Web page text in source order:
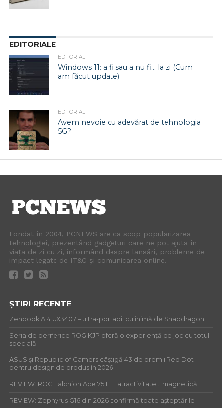
EDITORIALE
EDITORIAL
Windows 11: a fi sau a nu fi… la zi (Cum
am făcut update)
EDITORIAL
Avem nevoie cu adevărat de tehnologia
5G?
Fondat în 2004, PCNEWS are ca scop popularizarea
tehnologiei, prezentând gadgeturi care ne pot ajuta în
viața de zi cu zi, informând despre lansări, probleme de
impact legate de IT&C și comunicarea online.
ȘTIRI RECENTE
Zenbook A14 UX3407 – ultra-portabil cu inimă de Snapdragon
Seria de periferice ROG KJP oferă o experiență de joc cu totul
specială
ASUS și Republic of Gamers câștigă 43 de premii Red Dot
pentru design de produs în 2026
REVIEW: ROG Falchion Ace 75 HE: atractivitate… magnetică
REVIEW: Zephyrus G16 din 2026 confirmă toate așteptările